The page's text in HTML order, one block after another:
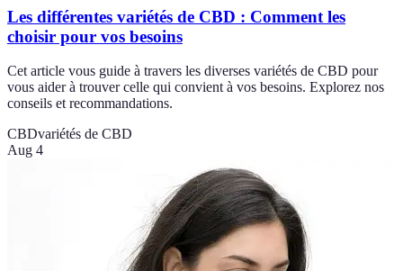
Les différentes variétés de CBD : Comment les
choisir pour vos besoins
Cet article vous guide à travers les diverses variétés de CBD pour
vous aider à trouver celle qui convient à vos besoins. Explorez nos
conseils et recommandations.
CBDvariétés de CBD
Aug 4